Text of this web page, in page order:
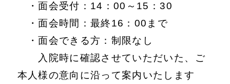
・面会受付：14：00～15：30
・面会時間：最終16：00まで
・面会できる方：制限なし
入院時に確認させていただいた、ご
本人様の意向に沿って案内いたします